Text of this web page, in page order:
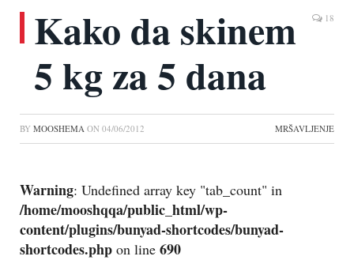
Kako da skinem
5 kg za 5 dana
18
BY MOOSHEMA ON 04/06/2012 MRŠAVLJENJE
Warning: Undefined array key "tab_count" in
/home/mooshqqa/public_html/wp-
content/plugins/bunyad-shortcodes/bunyad-
shortcodes.php on line 690